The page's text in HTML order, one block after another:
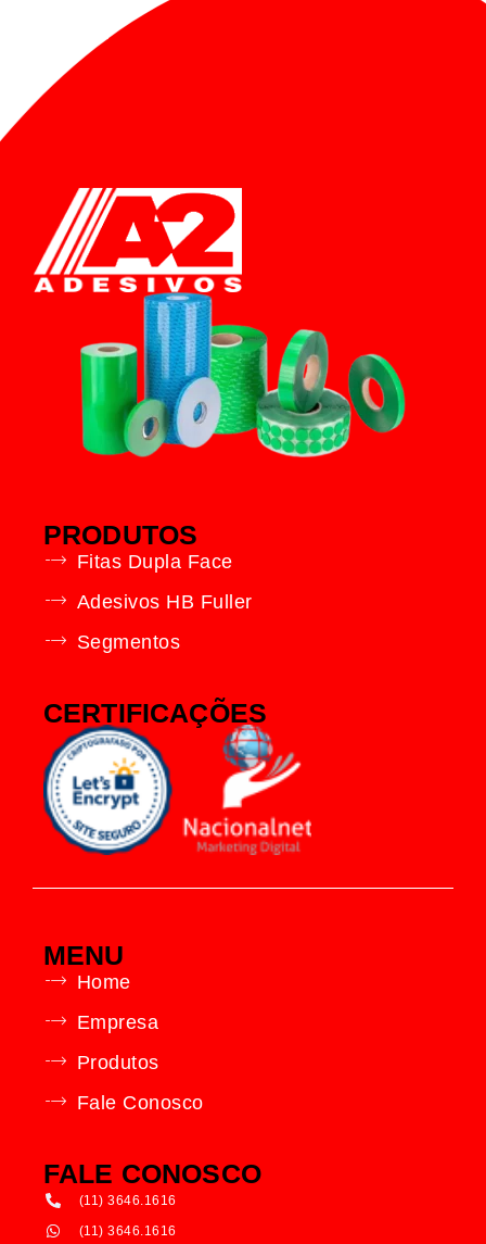
PRODUTOS
Fitas Dupla Face
Adesivos HB Fuller
Segmentos
CERTIFICAÇÕES
MENU
Home
Empresa
Produtos
Fale Conosco
FALE CONOSCO
(11) 3646.1616
(11) 3646.1616